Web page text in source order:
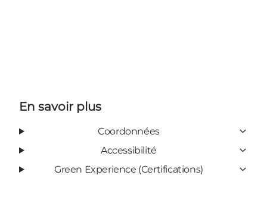
En savoir plus
Coordonnées
Accessibilité
Green Experience (Certifications)